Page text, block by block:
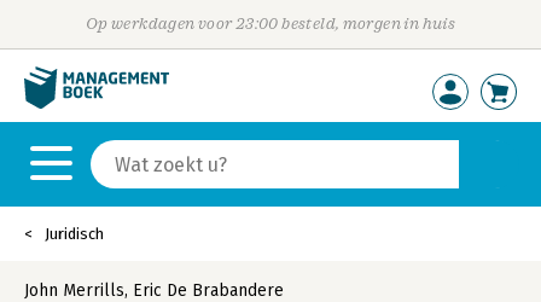
Op werkdagen voor 23:00 besteld, morgen in huis
Juridisch
John Merrills, Eric De Brabandere